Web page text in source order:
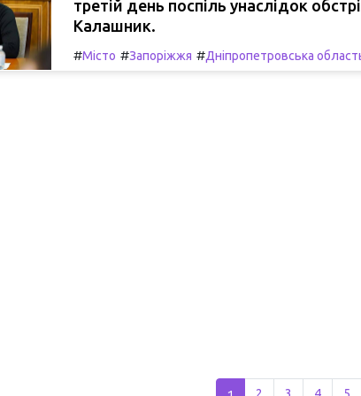
третій день поспіль унаслідок
Калашник.
#Місто #Запоріжжя #Дніпропетровська